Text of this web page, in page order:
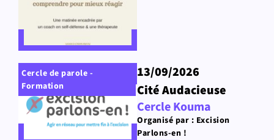
Cercle de parole -
Formation
13/09/2026
Cité Audacieuse
Cercle Kouma
Organisé par : Excision
Parlons-en !